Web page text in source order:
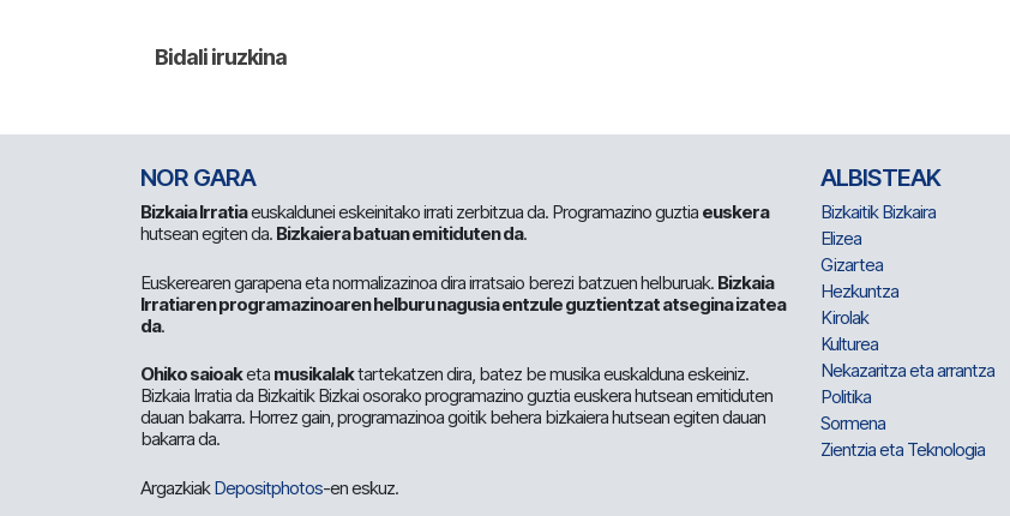
NOR GARA
Bizkaia Irratiaeuskaldunei eskeinitako irrati zerbitzua da. Programazino guztia euskera
hutsean egiten da. Bizkaiera batuan emitiduten da.
Euskerearen garapena eta normalizazinoa dira irratsaio berezi batzuen helburuak. Bizkaia
Irratiaren programazinoaren helburu nagusia entzule guztientzat atsegina izatea
da.
Ohiko saioaketa musikalaktartekatzen dira, batez be musika euskalduna eskeiniz.
Bizkaia Irratia da Bizkaitik Bizkai osorako programazino guztia euskera hutsean emitiduten
dauan bakarra. Horrez gain, programazinoa goitik behera bizkaiera hutsean egiten dauan
bakarra da.
ArgazkiakDepositphotos-en eskuz.
ALBISTEAK
Bizkaitik Bizkaira
Elizea
Gizartea
Hezkuntza
Kirolak
Kulturea
Nekazaritza eta arrantza
Politika
Sormena
Zientzia eta Teknologia